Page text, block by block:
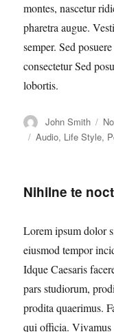
montes, nascetur
pharetra augue.
semper. Sed
consectetur Sed
lobortis.
Autor
John Smith
Schlagwörter
Audio, Life Style,
Nihilne te
Lorem ipsum dolor
eiusmod tempor
Idque Caesaris
pars studiorum,
prodita quaerimus.
qui officia. Vivamus